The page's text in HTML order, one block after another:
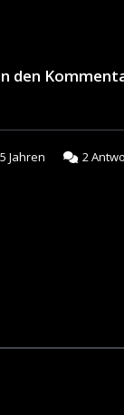
den
5 Jahren 2